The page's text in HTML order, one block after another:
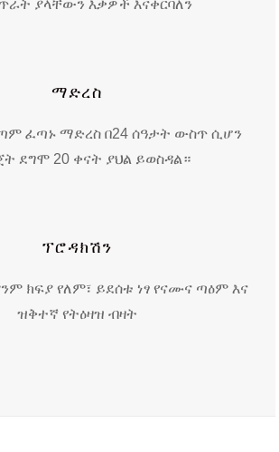
ያላቸውን እቃዎች እናቀርባለን
ማድረስ
ፈጣኑ ማድረስ በ24 ሰዓታት ውስጥ ሲሆን
ደግሞ 20 ቀናት ያህል ይወስዳል።
ፕሮዳክሽን
ክፍያ የለም፣ ይደሰቱ ነፃ የናሙና ጣዕም እና
ዝቅተኛ የትዕዛዝ ብዛት